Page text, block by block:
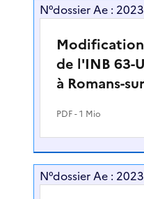
N°dossier Ae :
de l'INB 63-
à Romans-
PDF- 1 Mio
N°dossier Ae :